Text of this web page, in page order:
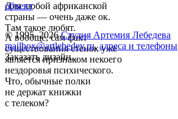
Для любой африканской
страны — очень даже ок.
Там такое любят.
А вообще, сам факт
существования стенок уже
является признаком некоего
нездоровья психического.
Что, обычные полки
не держат книжки
с телеком?
объект
© 1995–2026 Студия Артемия Лебедева
mailbox@artlebedev.ru, адреса и телефоны
Заказать дизайн...